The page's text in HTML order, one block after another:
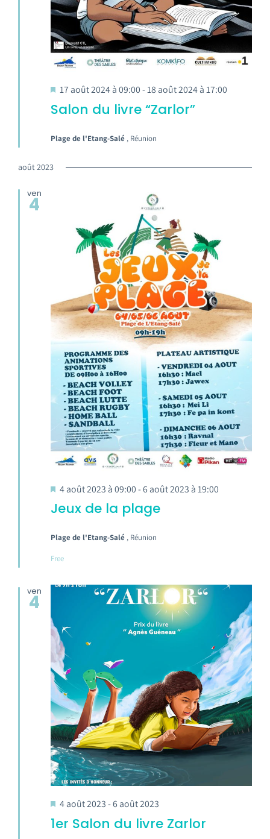
17 août 2024 à 09:00-18 août 2024 à 17:00
Salon du livre “Zarlor”
Plage de l'Etang-Salé , Réunion
août 2023
ven
4
4 août 2023 à 09:00-6 août 2023 à 19:00
Jeux de la plage
Plage de l'Etang-Salé , Réunion
Free
ven
4
4 août 2023-6 août 2023
1er Salon du livre Zarlor